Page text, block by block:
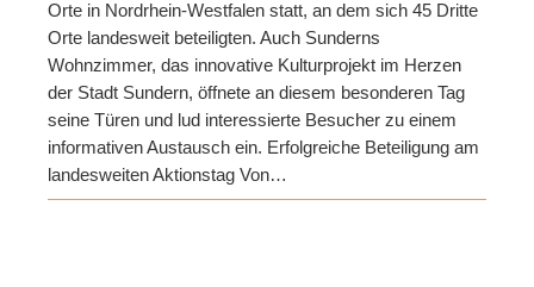
Orte in Nordrhein-Westfalen statt, an dem sich 45 Dritte
Orte landesweit beteiligten. Auch Sunderns
Wohnzimmer, das innovative Kulturprojekt im Herzen
der Stadt Sundern, öffnete an diesem besonderen Tag
seine Türen und lud interessierte Besucher zu einem
informativen Austausch ein. Erfolgreiche Beteiligung am
landesweiten Aktionstag Von…